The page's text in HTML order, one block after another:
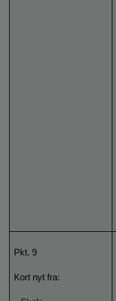
Pkt. 9
Kort nyt fra: